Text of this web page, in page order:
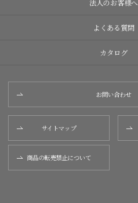
法人のお客様へ
よくある質問
カタログ
お問い合わせ
サイトマップ
商品の転売禁止について